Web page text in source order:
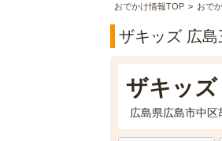
おでかけ情報TOP おで
ザキッズ 広
ザキッズ
広島県広島市中